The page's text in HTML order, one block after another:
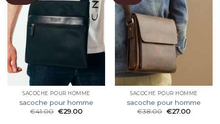
SACOCHE POUR HOMME
sacoche pour homme
€41.00 €29.00
SACOCHE POUR HOMME
sacoche pour homme
€38.00 €27.00